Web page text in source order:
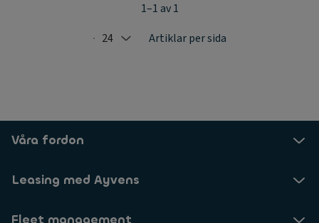
Selected: 24
24 Artiklar per sida
1–1 av 1
Våra fordon
Leasing med Ayvens